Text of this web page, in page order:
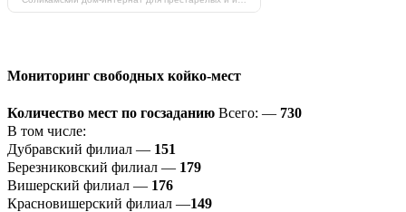
Мониторинг свободных койко-мест
Количество мест по госзаданию Всего: — 730
В том числе:
Дубравский филиал — 151
Березниковский филиал — 179
Вишерский филиал — 176
Красновишерский филиал —149